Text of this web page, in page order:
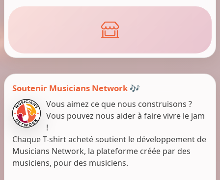
Soutenir Musicians Network 🎶
Vous aimez ce que nous construisons ?
Vous pouvez nous aider à faire vivre le jam
!
Chaque T-shirt acheté soutient le développement de
Musicians Network, la plateforme créée par des
musiciens, pour des musiciens.